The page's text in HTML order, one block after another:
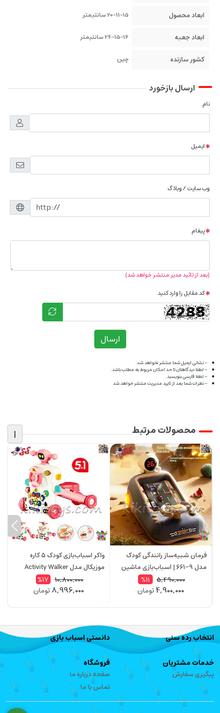
ابعاد محصول 20-11-15 سانتیمتر
ابعاد جعبه 24-15-16 سانتیمتر
کشور سازنده چین
ارسال بازخورد
نام
ایمیل
وب سایت / وبلاگ
پیغام
(بعد از تائید مدیر منتشر خواهد شد)
کد مقابل را وارد کنید
ارسال
- نشانی ایمیل شما منتشر نخواهد شد.
- لطفا دیدگاهتان تا حد امکان مربوط به مطلب باشد.
- لطفا فارسی بنویسید.
- نظرات شما بعد از تایید مدیریت منتشر خواهد شد
محصولات مرتبط |
فرمان شبیه‌ساز رانندگی کودک
مدل 9-661 | اسباب‌بازی ماشین
موزیکال با چراغ، حرکت جلو و عقب
5,490,000
%11
4,900,000تومان
واکر اسباب‌بازی کودک ۵ کاره
موزیکال مدل Activity Walker
10,800,000
%17
8,996,000تومان
انتخاب رده سنی دانستی اسباب بازی
خدمات مشتریان
پیگیری سفارش
فروشگاه
صفحه درباره ما
تماس با ما